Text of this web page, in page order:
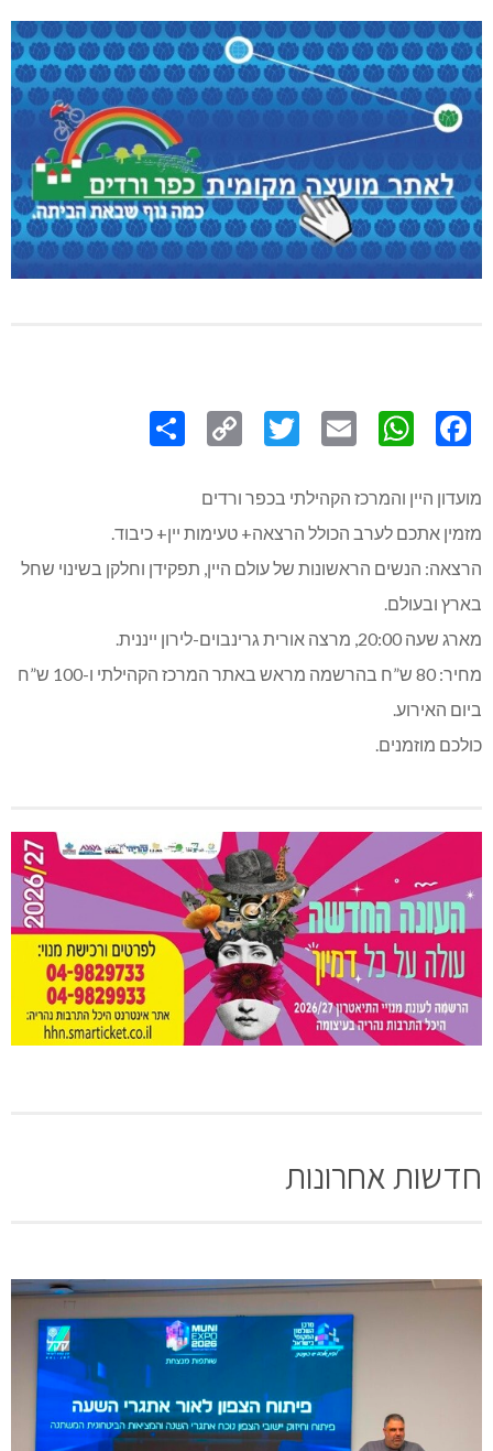
Link
מועדון היין והמרכז הקהילתי בכפר ורדים
מזמין אתכם לערב הכולל הרצאה+ טעימות יין+ כיבוד.
הרצאה: הנשים הראשונות של עולם היין, תפקידן וחלקן בשינוי שחל
בארץ ובעולם.
מארג שעה 20:00, מרצה אורית גרינבוים-לירון ייננית.
מחיר: 80 ש”ח בהרשמה מראש באתר המרכז הקהילתי ו-100 ש”ח
ביום האירוע.
כולכם מוזמנים.
חדשות אחרונות